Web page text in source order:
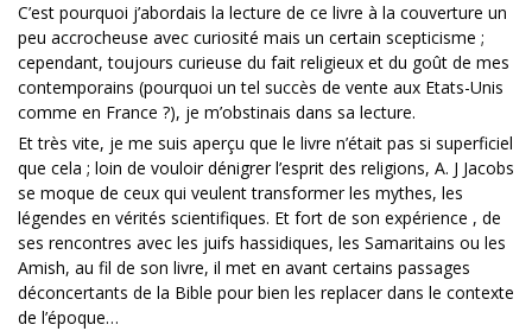
C’est pourquoi j’abordais la lecture de ce livre à la couverture un
peu accrocheuse avec curiosité mais un certain scepticisme ;
cependant, toujours curieuse du fait religieux et du goût de mes
contemporains (pourquoi un tel succès de vente aux Etats-Unis
comme en France ?), je m’obstinais dans sa lecture.
Et très vite, je me suis aperçu que le livre n’était pas si superficiel
que cela ; loin de vouloir dénigrer l’esprit des religions, A. J Jacobs
se moque de ceux qui veulent transformer les mythes, les
légendes en vérités scientifiques. Et fort de son expérience , de
ses rencontres avec les juifs hassidiques, les Samaritains ou les
Amish, au fil de son livre, il met en avant certains passages
déconcertants de la Bible pour bien les replacer dans le contexte
de l’époque…